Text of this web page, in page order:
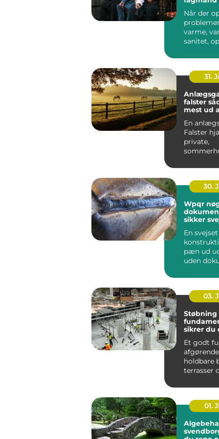
Når der
varme,
sanitet,
31.
falster sådan får du
mest ud
En
Falster
private,
offentlige
30.
Wpqr nøglen til
sikker
En svejset
pæn ud
uden
om den
03.
Støbning
sikrer du
Et godt
holdbare
terrasser
01.
svendborg sådan